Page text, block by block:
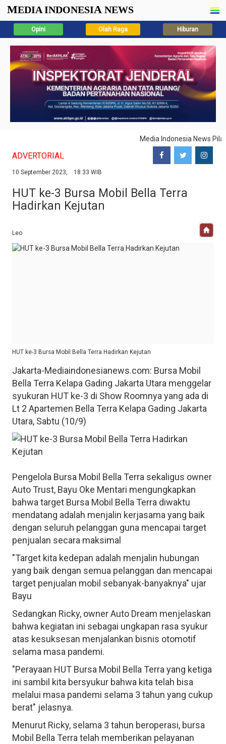
MEDIA INDONESIA NEWS
Opini Olah Raga Hiburan
Media Indonesia News
ADVERTORIAL
10 September 2023, 18:33 WIB
HUT ke-3 Bursa Mobil Bella Terra
Hadirkan Kejutan
Leo
HUT ke-3 Bursa Mobil Bella Terra Hadirkan Kejutan
Jakarta-Mediaindonesianews.com: Bursa Mobil
Bella Terra Kelapa Gading Jakarta Utara menggelar
syukuran HUT ke-3 di Show Roomnya yang ada di
Lt 2 Apartemen Bella Terra Kelapa Gading Jakarta
Utara, Sabtu (10/9)
Pengelola Bursa Mobil Bella Terra sekaligus owner
Auto Trust, Bayu Oke Mentari mengungkapkan
bahwa target Bursa Mobil Bella Terra diwaktu
mendatang adalah menjalin kerjasama yang baik
dengan seluruh pelanggan guna mencapai target
penjualan secara maksimal
"Target kita kedepan adalah menjalin hubungan
yang baik dengan semua pelanggan dan mencapai
target penjualan mobil sebanyak-banyaknya" ujar
Bayu
Sedangkan Ricky, owner Auto Dream menjelaskan
bahwa kegiatan ini sebagai ungkapan rasa syukur
atas kesuksesan menjalankan bisnis otomotif
selama masa pandemi.
"Perayaan HUT Bursa Mobil Bella Terra yang ketiga
ini sambil kita bersyukur bahwa kita telah bisa
melalui masa pandemi selama 3 tahun yang cukup
berat" jelasnya.
Menurut Ricky, selama 3 tahun beroperasi, bursa
Mobil Bella Terra telah memberikan pelayanan